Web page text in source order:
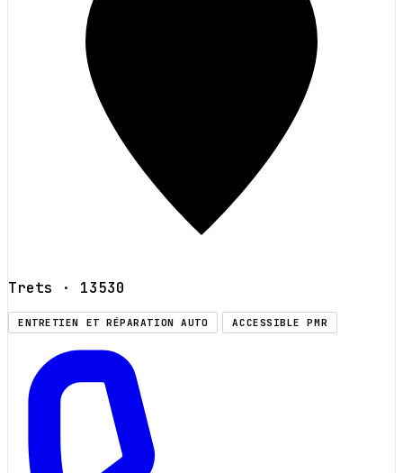
Trets · 13530
ENTRETIEN ET RÉPARATION AUTO ACCESSIBLE PMR